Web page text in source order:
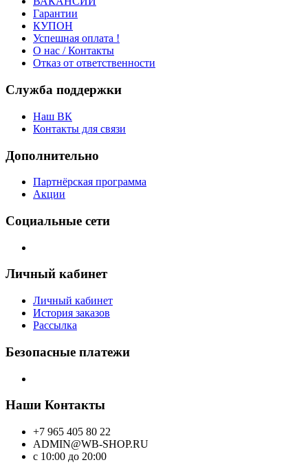
Гарантии
КУПОН
Успешная оплата !
О нас / Контакты
Отказ от ответственности
Служба поддержки
Наш ВК
Контакты для связи
Дополнительно
Партнёрская программа
Акции
Социальные сети
Личный кабинет
Личный кабинет
История заказов
Рассылка
Безопасные платежи
Наши Контакты
+7 965 405 80 22
ADMIN@WB-SHOP.RU
с 10:00 до 20:00